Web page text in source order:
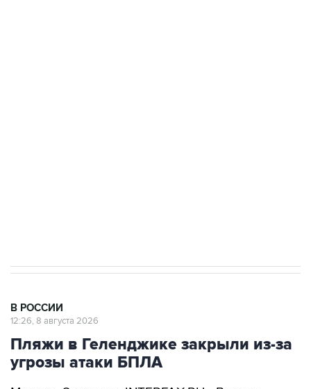
В РОССИИ
12:26, 8 августа 2026
Пляжи в Геленджике закрыли из-за
угрозы атаки БПЛА